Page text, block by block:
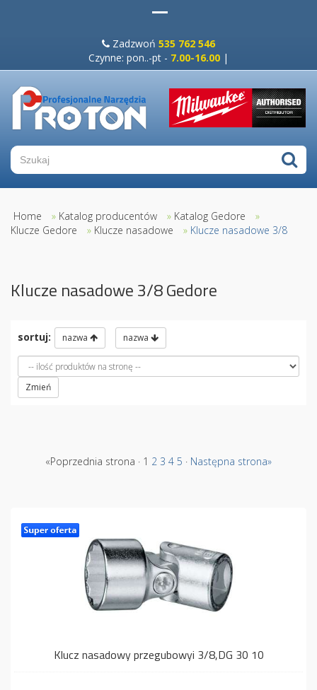
Zadzwoń 535 762 546
Czynne: pon..-pt - 7.00-16.00 |
Home » Katalog producentów » Katalog Gedore
»
Klucze Gedore
» Klucze nasadowe » Klucze nasadowe 3/8
Klucze nasadowe 3/8 Gedore
sortuj: nazwa nazwa
Zmień
«Poprzednia strona · 1 2 3 4 5 · Następna strona»
Klucz nasadowy przegubowyi 3/8,DG 30 10